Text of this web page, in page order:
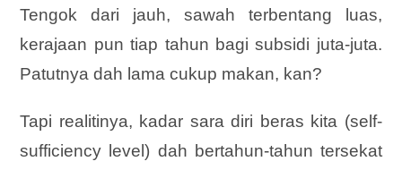
Tengok dari jauh, sawah terbentang luas,
kerajaan pun tiap tahun bagi subsidi juta-juta.
Patutnya dah lama cukup makan, kan?
Tapi realitinya, kadar sara diri beras kita (self-
sufficiency level) dah bertahun-tahun tersekat